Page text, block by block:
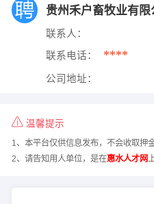
贵州禾户畜牧业有限
联系人：
联系电话： ****
公司地址：
温馨提示
1、本平台仅供信息发布，不会收取押
2、请告知用人单位，是在惠水人才网